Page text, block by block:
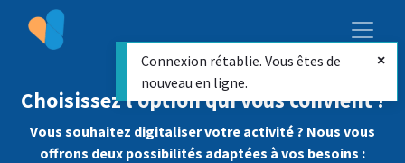
Choisissez l’option qui vous convient !
Vous souhaitez digitaliser votre activité ? Nous vous
offrons deux possibilités adaptées à vos besoins :
Connexion rétablie. Vous êtes de
nouveau en ligne.